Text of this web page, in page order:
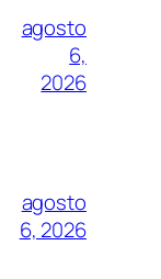
agosto
6,
2026
agosto
6, 2026